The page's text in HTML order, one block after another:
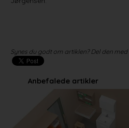
Synes du godt om artiklen? Del den
Anbefalede artikler